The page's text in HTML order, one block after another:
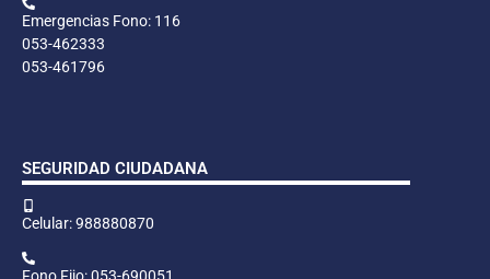
Emergencias Fono: 116
053-462333
053-461796
SEGURIDAD CIUDADANA
Celular: 988880870
Fono Fijo: 053-690051